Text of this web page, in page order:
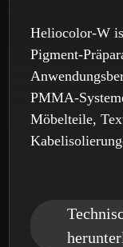
Heliocolor-W
Pigment-
PMMA-
Möbelteile,